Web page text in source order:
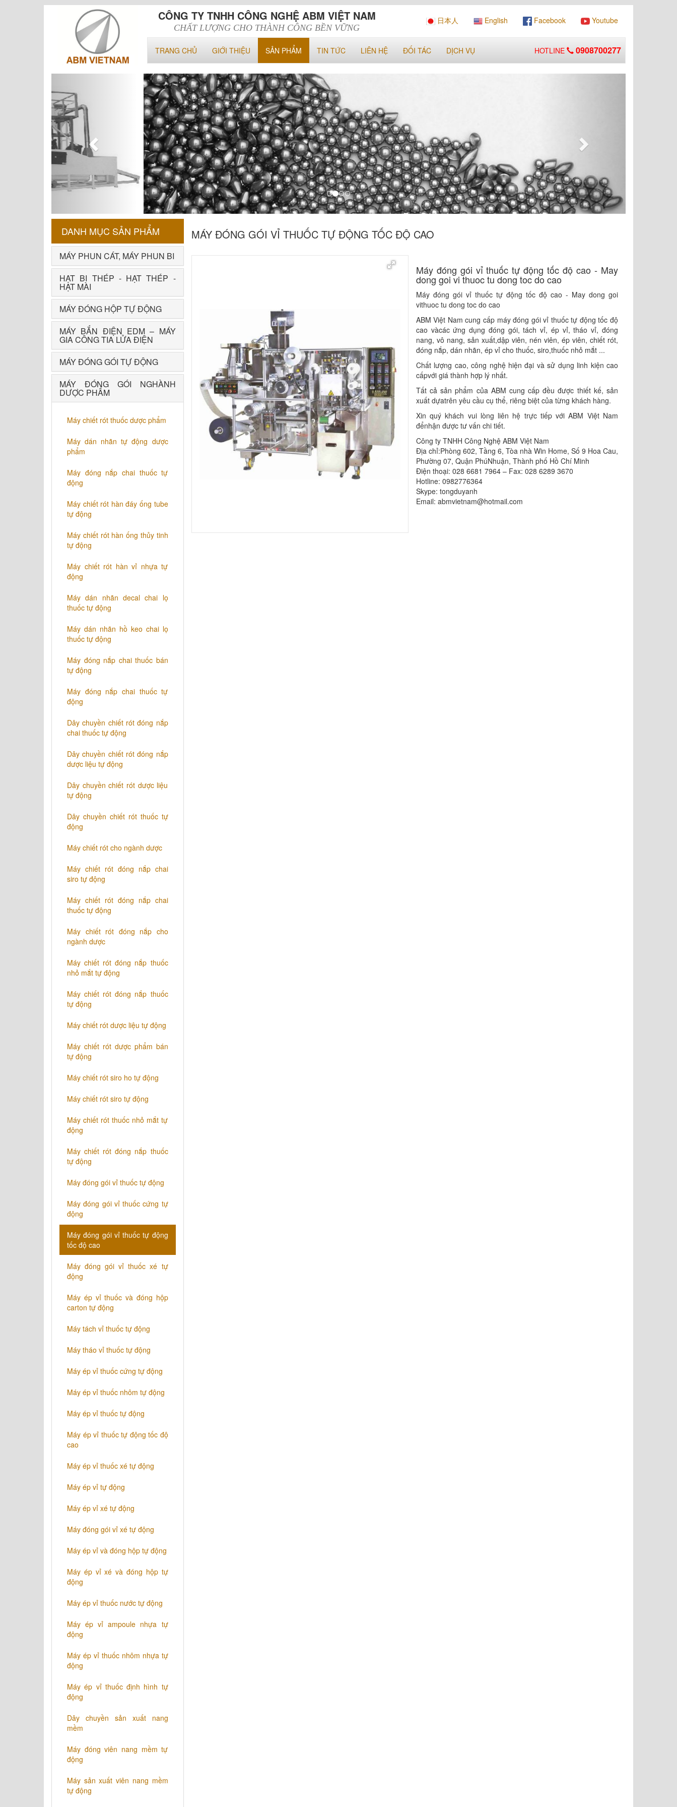
CÔNG TY TNHH CÔNG NGHỆ ABM VIỆT NAM
CHẤT LƯỢNG CHO THÀNH CÔNG BỀN VỮNG
日本人 English Facebook Youtube
TRANG CHỦ GIỚI THIỆU SẢN PHẨM TIN TỨC LIÊN HỆ ĐỐI TÁC DỊCH VỤ HOTLINE 0908700277
DANH MỤC SẢN PHẨM
MÁY PHUN CÁT, MÁY PHUN BI
HẠT BI THÉP - HẠT THÉP -
HẠT MÀI
MÁY ĐÓNG HỘP TỰ ĐỘNG
MÁY BẮN ĐIỆN EDM – MÁY
GIA CÔNG TIA LỬA ĐIỆN
MÁY ĐÓNG GÓI TỰ ĐỘNG
MÁY ĐÓNG GÓI NGHÀNH
DƯỢC PHẨM
Máy chiết rót thuốc dược phẩm
Máy dán nhãn tự động dược
phẩm
Máy đóng nắp chai thuốc tự
động
Máy chiết rót hàn đáy ống tube
tự động
Máy chiết rót hàn ống thủy tinh
tự động
Máy chiết rót hàn vỉ nhựa tự
động
​Máy dán nhãn decal chai lọ
thuốc tự động
Máy dán nhãn hồ keo chai lọ
thuốc tự động
Máy đóng nắp chai thuốc bán
tự động
Máy đóng nắp chai thuốc tự
động
Dây chuyền chiết rót đóng nắp
chai thuốc tự động
​Dây chuyền chiết rót đóng nắp
dược liệu tự động
Dây chuyền chiết rót dược liệu
tự động
​Dây chuyền chiết rót thuốc tự
động
Máy chiết rót cho ngành dược
​Máy chiết rót đóng nắp chai
siro tự động
​Máy chiết rót đóng nắp chai
thuốc tự động
​Máy chiết rót đóng nắp cho
ngành dược
​Máy chiết rót đóng nắp thuốc
nhỏ mắt tự động
​Máy chiết rót đóng nắp thuốc
tự động
​Máy chiết rót dược liệu tự động
Máy chiết rót dược phẩm bán
tự động
​Máy chiết rót siro ho tự động
​Máy chiết rót siro tự động
​Máy chiết rót thuốc nhỏ mắt tự
động
​Máy chiết rót đóng nắp thuốc
tự động
​Máy đóng gói vỉ thuốc tự động
Máy đóng gói vỉ thuốc cứng tự
động
Máy đóng gói vỉ thuốc tự động
tốc độ cao
Máy đóng gói vỉ thuốc xé tự
động
​Máy ép vỉ thuốc và đóng hộp
carton tự động
​Máy tách vỉ thuốc tự động
​Máy tháo vỉ thuốc tự động
​Máy ép vỉ thuốc cứng tự động
Máy ép vỉ thuốc nhôm tự động
Máy ép vỉ thuốc tự động​
​Máy ép vỉ thuốc tự động tốc độ
cao
​Máy ép vỉ thuốc xé tự động
​Máy ép vỉ tự động
​Máy ép vỉ xé tự động
​Máy đóng gói vỉ xé tự động
​Máy ép vỉ và đóng hộp tự động
​Máy ép vỉ xé và đóng hộp tự
động
​Máy ép vỉ thuốc nước tự động
​Máy ép vỉ ampoule nhựa tự
động
Máy ép vỉ thuốc nhôm nhựa tự
động
​Máy ép vỉ thuốc định hình tự
động
​Dây chuyền sản xuất nang
mềm
Máy đóng viên nang mềm tự
động
​Máy sản xuất viên nang mềm
tự động
MÁY ĐÓNG GÓI VỈ THUỐC TỰ ĐỘNG TỐC ĐỘ CAO
​​​​​Máy đóng gói vỉ thuốc tự động tốc độ cao - ​May
dong goi vi thuoc tu dong toc do cao
Máy đóng gói vỉ thuốc tự động tốc độ cao - May dong goi
vithuoc tu dong toc do cao
ABM Việt Nam cung cấp máy đóng gói vỉ thuốc tự động tốc độ
cao vàcác ứng dụng đóng gói, tách vỉ, ép vỉ, tháo vỉ, đóng
nang, vô nang, sản xuất,dập viên, nén viên, ép viên, chiết rót,
đóng nắp, dán nhãn, ép vỉ cho thuốc, siro,thuốc nhỏ mắt ...
Chất lượng cao, công nghệ hiện đại và sử dụng linh kiện cao
cấpvới giá thành hợp lý nhất.
Tất cả sản phẩm của ABM cung cấp đều được thiết kế, sản
xuất dựatrên yêu cầu cụ thể, riêng biệt của từng khách hàng.
Xin quý khách vui lòng liên hệ trực tiếp với ABM Việt Nam
đểnhận được tư vấn chi tiết.
Công ty TNHH Công Nghệ ABM Việt Nam
Địa chỉ:Phòng 602, Tầng 6, Tòa nhà Win Home, Số 9 Hoa Cau,
Phường 07, Quận PhúNhuận, Thành phố Hồ Chí Minh
Điện thoại: 028 6681 7964 – Fax: 028 6289 3670
Hotline: 0982776364
Skype: tongduyanh
Email: abmvietnam@hotmail.com